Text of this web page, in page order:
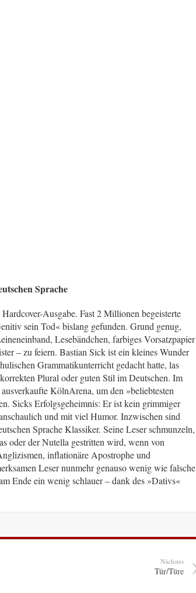
Sprache
Ausgabe. Fast 2 Millionen begeisterte
sein Tod« bislang gefunden. Grund genug,
Lesebändchen, farbiges Vorsatzpapier
– zu feiern. Bastian Sick ist ein kleines Wunder
Grammatikunterricht gedacht hatte, las
Plural oder guten Stil im Deutschen. Im
KölnArena, um den »beliebtesten
Sicks Erfolgsgeheimnis: Er ist kein grimmiger
und mit viel Humor. Inzwischen sind
Sprache Klassiker. Seine Leser schmunzeln,
oder der Nutella gestritten wird, wenn von
inflationäre Apostrophe und
Leser nunmehr genauso wenig wie falsche
Ende ein wenig schlauer – dank des »Dativs«
Nächstes
Tür/Türe